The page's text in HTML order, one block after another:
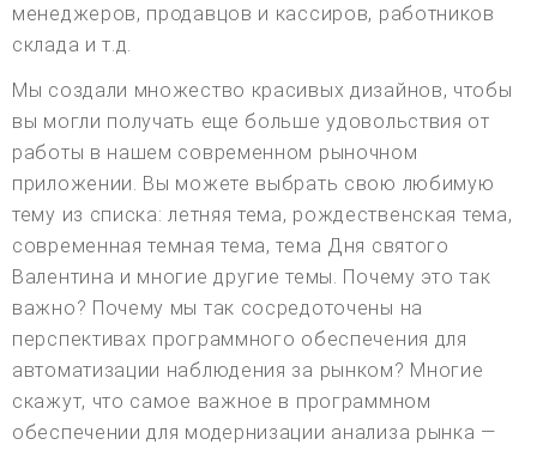
менеджеров, продавцов и кассиров, работников
склада и т.д.
Мы создали множество красивых дизайнов, чтобы
вы могли получать еще больше удовольствия от
работы в нашем современном рыночном
приложении. Вы можете выбрать свою любимую
тему из списка: летняя тема, рождественская тема,
современная темная тема, тема Дня святого
Валентина и многие другие темы. Почему это так
важно? Почему мы так сосредоточены на
перспективах программного обеспечения для
автоматизации наблюдения за рынком? Многие
скажут, что самое важное в программном
обеспечении для модернизации анализа рынка —